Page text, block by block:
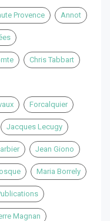
Provence Annot
Chris Tabbart
Forcalquier
Jacques Lecugy
Jean Giono
Maria Borrely
Magnan